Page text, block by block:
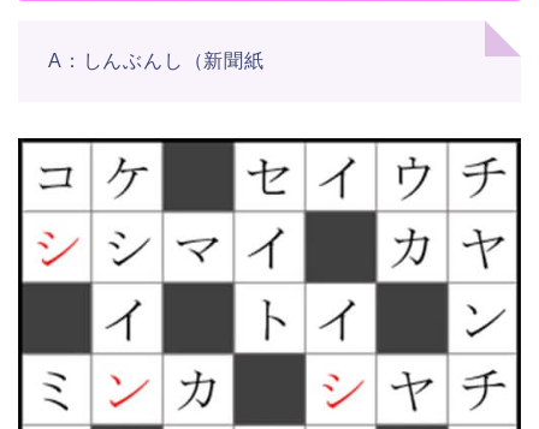
A：しんぶんし（新聞紙